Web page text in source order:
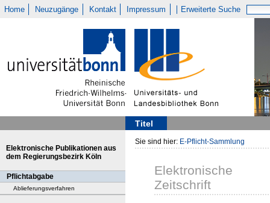
Home Neuzugänge Kontakt Impressum Erweiterte Suche
Titel
Elektronische Publikationen aus
dem Regierungsbezirk Köln
Pflichtabgabe
Ablieferungsverfahren
Sie sind hier: E-Pflicht-Sammlung
Elektronische
Zeitschrift